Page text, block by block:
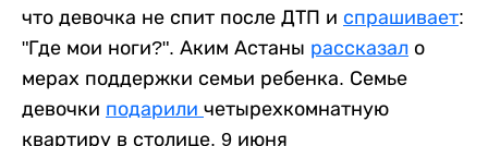
что девочка не спит после ДТП и спрашивает:
"Где мои ноги?". Аким Астаны рассказал о
мерах поддержки семьи ребенка. Семье
девочки подарили четырехкомнатную
квартиру в столице. 9 июня